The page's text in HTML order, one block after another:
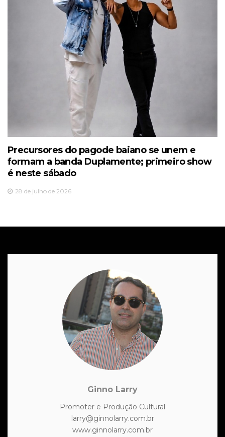
Precursores do pagode baiano se unem e
formam a banda Duplamente; primeiro show
é neste sábado
28 de julho de 2026
Ginno Larry
Promoter e Produção Cultural
larry@ginnolarry.com.br
www.ginnolarry.com.br